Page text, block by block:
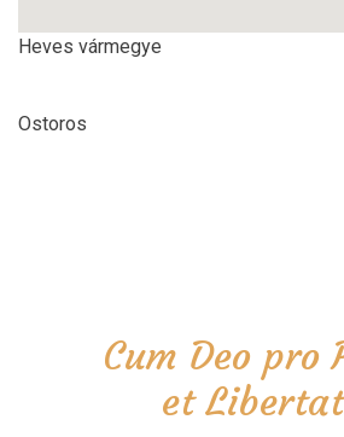
Heves vármegye
Ostoros
Cum Deo pro
et